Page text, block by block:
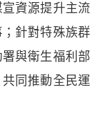
資源提升主流
針對特殊族群
與衛生福利部
同推動全民運